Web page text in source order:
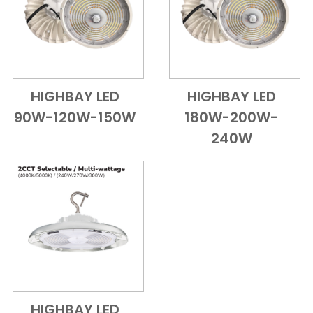
Add to Cart
Vue d'ensemble
HIGHBAY LED
90W-120W-150W
Add to Cart
Vue
HIGHBAY LED
180W-200W-
240W